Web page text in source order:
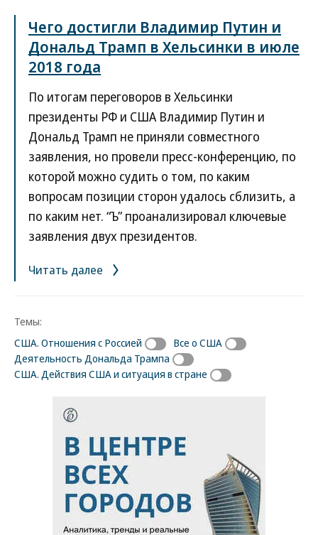
Чего достигли Владимир Путин и
Дональд Трамп в Хельсинки в июле
2018 года
По итогам переговоров в Хельсинки
президенты РФ и США Владимир Путин и
Дональд Трамп не приняли совместного
заявления, но провели пресс-конференцию, по
которой можно судить о том, по каким
вопросам позиции сторон удалось сблизить, а
по каким нет. “Ъ” проанализировал ключевые
заявления двух президентов.
Читать далее
Темы:
США. Отношения с Россией
Все о США
Деятельность Дональда Трампа
США. Действия США и ситуация в стране